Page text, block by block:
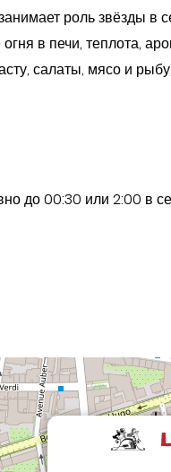
роль звёзды в
в печи, теплота,
салаты, мясо и
до 00:30 или 2:00 в